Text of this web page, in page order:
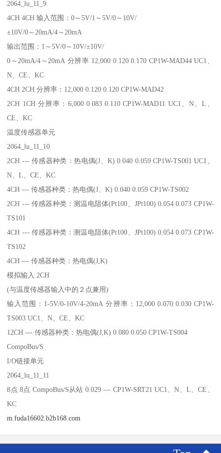
2064_lu_11_9
4CH 4CH 输入范围：0～5V/1～5V/0～10V/
±10V/0～20mA/4～20mA
输出范围：1～5V/0～10V/±10V/
0～20mA/4～20mA 分辨率 12,000 0.120 0.170 CP1W-MAD44 UC1、
N、CE、KC
4CH 2CH 分辨率：12,000 0.120 0.120 CP1W-MAD42
2CH 1CH 分辨率：6,000 0.083 0.110 CP1W-MAD11 UC1、N、L、
CE、KC
温度传感器单元
2064_lu_11_10
2CH --- 传感器种类：热电偶(J、K) 0.040 0.059 CP1W-TS001 UC1、
N、L、CE、KC
4CH --- 传感器种类：热电偶(J、K) 0.040 0.059 CP1W-TS002
2CH --- 传感器种类：测温电阻体(Pt100、JPt100) 0.054 0.073 CP1W-
TS101
4CH --- 传感器种类：测温电阻体(Pt100、JPt100) 0.054 0.073 CP1W-
TS102
4CH --- 传感器种类：热电偶(J,K)
模拟输入 2CH
(与温度传感器输入中的２点兼用)
输入范围：1-5V/0-10V/4-20mA 分辨率：12,000 0.070 0.030 CP1W-
TS003 UC1、N、CE、KC
12CH --- 传感器种类：热电偶(J,K) 0.080 0.050 CP1W-TS004
CompoBus/S
I/O链接单元
2064_lu_11_11
8点 8点 CompoBus/S从站 0.029 --- CP1W-SRT21 UC1、N、L、CE、
KC
m.fuda16602.b2b168.com